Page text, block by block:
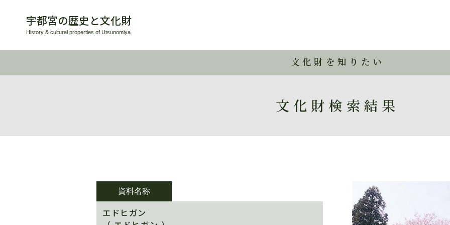
宇都宮の歴史と文化財
History & cultural properties of Utsunomiya
文化財を知りたい
文化財検索結果
資料名称
エドヒガン